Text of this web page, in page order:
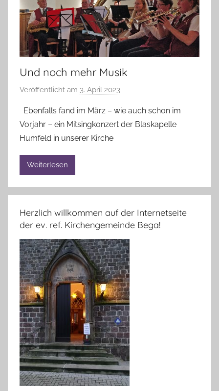
Und noch mehr Musik
Veröffentlicht am 3. April 2023
n
A
B
r
a
n
d
t
v
o
n
L
i
n
d
a
Ebenfalls fand im März – wie auch schon im
Vorjahr – ein Mitsingkonzert der Blaskapelle
Humfeld in unserer Kirche
Weiterlesen
Herzlich willkommen auf der Internetseite
der ev. ref. Kirchengemeinde Bega!